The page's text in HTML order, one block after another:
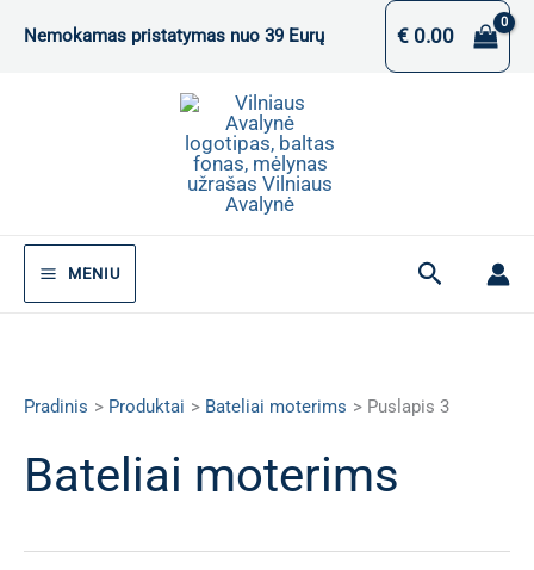
Nemokamas pristatymas nuo 39 Eurų €0.00
MENIU Paieška
Pradinis Produktai Bateliai moterims Puslapis 3
Bateliai moterims